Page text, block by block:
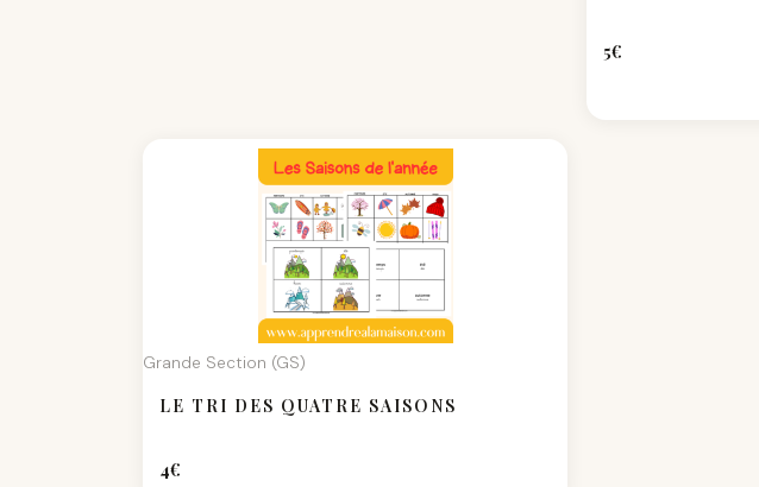
5€
Grande Section (GS)
LE TRI DES QUATRE SAISONS
4€